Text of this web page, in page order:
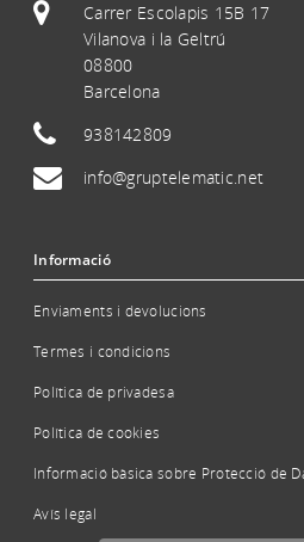
Carrer Escolapis 15B 17
Vilanova i la Geltrú
08800
Barcelona
938142809
info@gruptelematic.net
Informació
Enviaments i devolucions
Termes i condicions
Política de privadesa
Política de cookies
Informació bàsica sobre Protecció de
Avís legal